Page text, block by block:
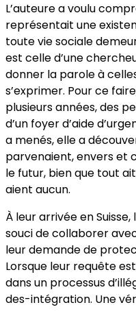
L’auteure a voulu
représentait une
toute vie sociale
est celle d’une
donner la parole à
s’exprimer. Pour ce
plusieurs années, des
d’un foyer d’aide
a menés, elle a
parvenaient, envers et
le futur, bien que tout
aient aucun.
À leur arrivée en
souci de collaborer
leur demande de
Lorsque leur requête
dans un processus
des-intégration. Une